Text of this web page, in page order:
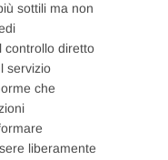
sottili ma non
controllo diretto
servizio
che
liberamente